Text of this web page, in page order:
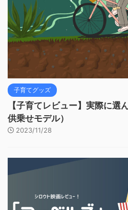
子育てグッズ
【子育てレビュー】実際に選
供乗せモデル）
2023/11/28